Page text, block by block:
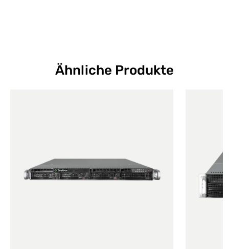
Ähnliche Produkte